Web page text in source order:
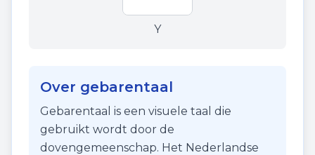
Y
Over gebarentaal
Gebarentaal is een visuele taal die
gebruikt wordt door de
dovengemeenschap. Het Nederlandse